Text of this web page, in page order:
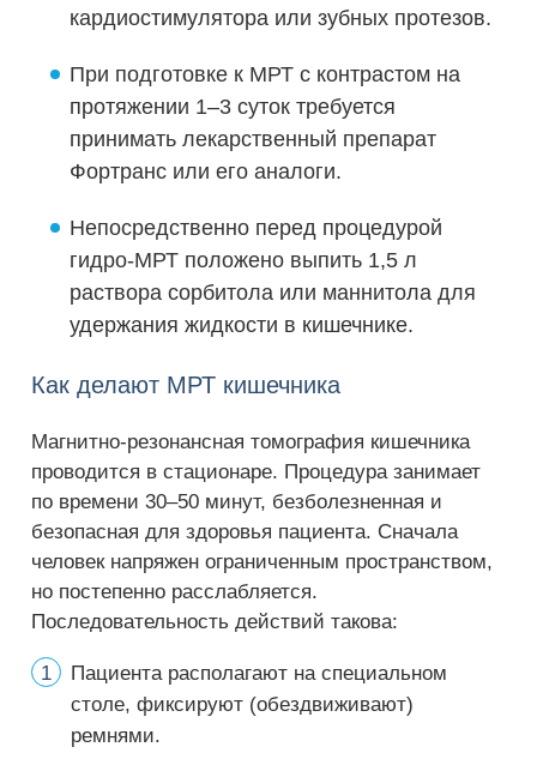
кардиостимулятора или зубных протезов.
При подготовке к МРТ с контрастом на
протяжении 1–3 суток требуется
принимать лекарственный препарат
Фортранс или его аналоги.
Непосредственно перед процедурой
гидро-МРТ положено выпить 1,5 л
раствора сорбитола или маннитола для
удержания жидкости в кишечнике.
Как делают МРТ кишечника
Магнитно-резонансная томография кишечника
проводится в стационаре. Процедура занимает
по времени 30–50 минут, безболезненная и
безопасная для здоровья пациента. Сначала
человек напряжен ограниченным пространством,
но постепенно расслабляется.
Последовательность действий такова:
Пациента располагают на специальном
столе, фиксируют (обездвиживают)
ремнями.